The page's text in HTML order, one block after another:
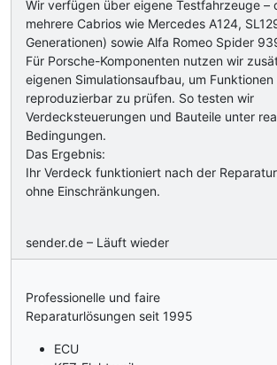
Wir verfügen über eigene Testfahrzeuge –
mehrere Cabrios wie Mercedes A124,
Generationen) sowie Alfa Romeo Spider
Für Porsche-Komponenten nutzen wir
eigenen Simulationsaufbau, um
reproduzierbar zu prüfen. So testen wir
Verdecksteuerungen und Bauteile unter
Bedingungen.
Das Ergebnis:
Ihr Verdeck funktioniert nach der
ohne Einschränkungen.
sender.de – Läuft wieder
Professionelle und faire
Reparaturlösungen seit 1995
ECU